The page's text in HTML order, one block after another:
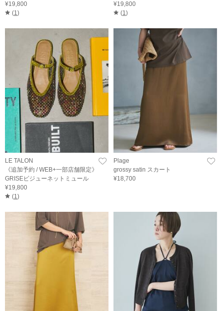
¥19,800
(1)
¥19,800
(1)
LE TALON
《追加予約 / WEB+一部店舗限定》
GRISEビジューネットミュール
¥19,800
(1)
Plage
grossy satin スカート
¥18,700